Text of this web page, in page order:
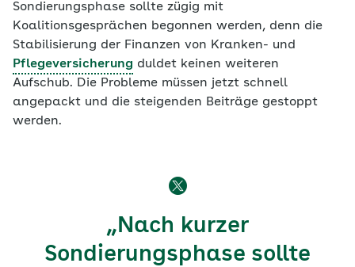
Sondierungsphase sollte zügig mit
Koalitionsgesprächen begonnen werden, denn die
Stabilisierung der Finanzen von Kranken- und
Pflegeversicherung duldet keinen weiteren
Aufschub. Die Probleme müssen jetzt schnell
angepackt und die steigenden Beiträge gestoppt
werden.
„Nach kurzer
Sondierungsphase sollte